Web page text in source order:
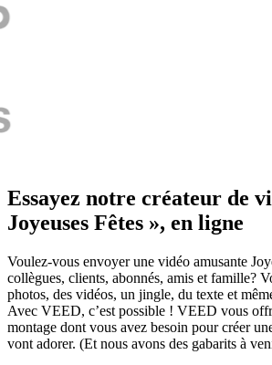
Essayez notre créateur de
Joyeuses Fêtes », en ligne
Voulez-vous envoyer une vidéo amusante
collègues, clients, abonnés, amis et famille?
photos, des vidéos, un jingle, du texte et
Avec VEED, c’est possible ! VEED vous
montage dont vous avez besoin pour créer
vont adorer. (Et nous avons des gabarits à